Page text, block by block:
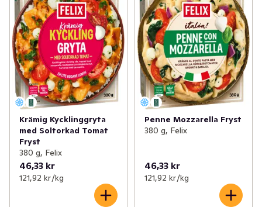
Krämig Kycklinggryta
med Soltorkad Tomat
Fryst
380 g, Felix
46,33 kr
121,92 kr /kg
Penne Mozzarella Fryst
380 g, Felix
46,33 kr
121,92 kr /kg